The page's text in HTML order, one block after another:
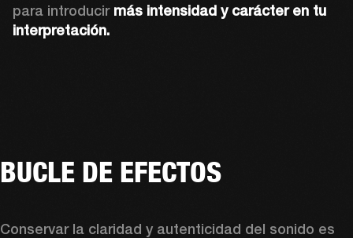
para introducir más intensidad y carácter en tu
interpretación.
BUCLE DE EFECTOS
Conservar la claridad y autenticidad del sonido es